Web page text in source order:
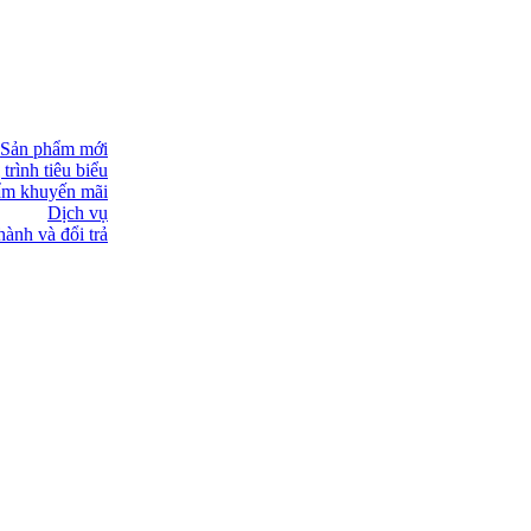
Sản phẩm mới
trình tiêu biểu
khuyến mãi
Dịch vụ
và đổi trả